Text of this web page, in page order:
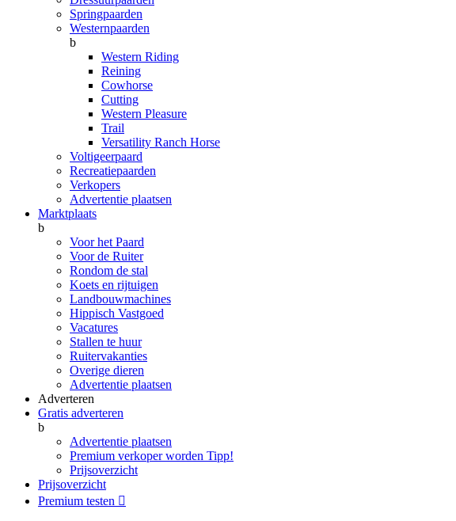
Springpaarden
Westernpaarden
b
Western Riding
Reining
Cowhorse
Cutting
Western Pleasure
Trail
Versatility Ranch Horse
Voltigeerpaard
Recreatiepaarden
Verkopers
Advertentie plaatsen
Marktplaats
b
Voor het Paard
Voor de Ruiter
Rondom de stal
Koets en rijtuigen
Landbouwmachines
Hippisch Vastgoed
Vacatures
Stallen te huur
Ruitervakanties
Overige dieren
Advertentie plaatsen
Adverteren
Gratis adverteren
b
Advertentie plaatsen
Premium verkoper worden Tipp!
Prijsoverzicht
Prijsoverzicht
Premium testen 